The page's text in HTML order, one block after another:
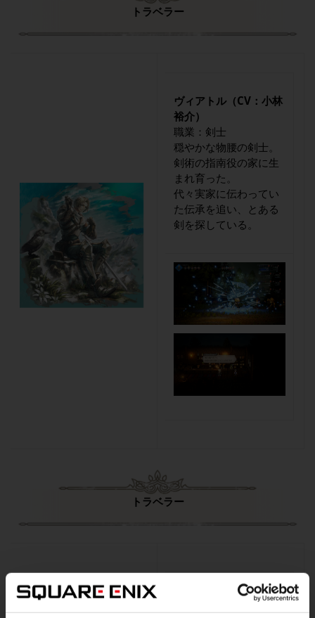
トラベラー
ヴィアトル（CV：小林
裕介）
職業：剣士
穏やかな物腰の剣士。
剣術の指南役の家に生
まれ育った。
代々実家に伝わってい
た伝承を追い、とある
剣を探している。
トラベラー
ルド（CV：堀江 瞬）